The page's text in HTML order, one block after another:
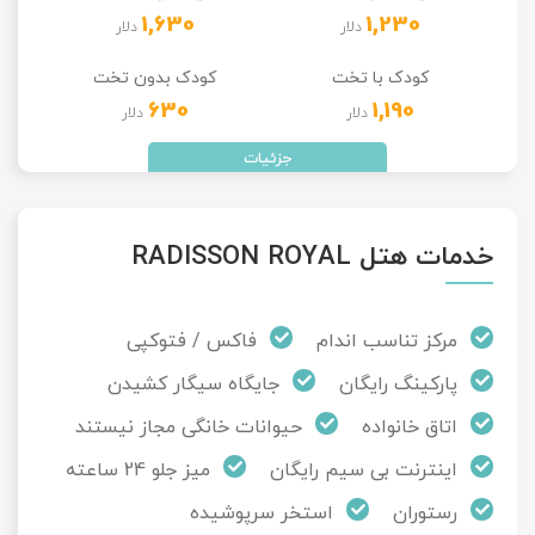
1,230 دلار 1,630 دلار
کودک با تخت
1,190 دلار
کودک بدون تخت
630 دلار
خدمات هتل RADISSON ROYAL
مرکز تناسب اندام
فاکس / فتوکپی
پارکینگ رایگان
جایگاه سیگار کشیدن
اتاق خانواده
حیوانات خانگی مجاز نیستند
اینترنت بی سیم رایگان
میز جلو 24 ساعته
رستوران
استخر سرپوشیده
تور اصفهان
تور ترکمن صحرا
تور آفرود